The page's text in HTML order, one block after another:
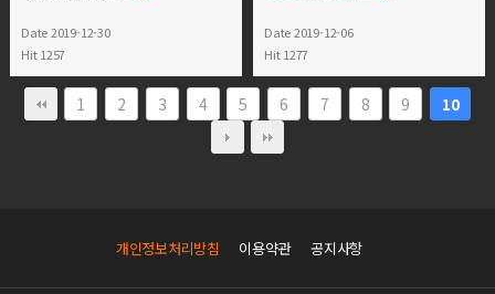
Date 2019-12-30
Hit 1257
Date 2019-12-06
Hit 1277
1 2 3 4 5 6 7 8 9 10
개인정보처리방침 이용약관 공지사항